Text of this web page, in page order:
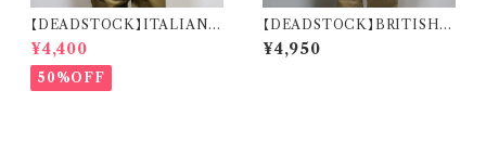
【DEADSTOCK】ITALIAN A
IR FORCE PILOT JACKET
イタリア軍 エアフォース パイロ
ットジャケット
¥4,400
50%OFF
【DEADSTOCK】BRITISH A
RMY TROPICAL COMBA
T JACKET DESERT DPM
¥4,950